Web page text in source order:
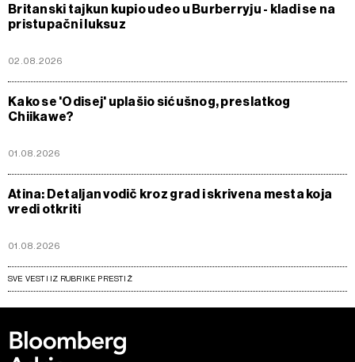
Britanski tajkun kupio udeo u Burberryju - kladi se na
pristupačni luksuz
02.08.2026
Kako se 'Odisej' uplašio sićušnog, preslatkog
Chiikawe?
01.08.2026
Atina: Detaljan vodič kroz grad i skrivena mesta koja
vredi otkriti
01.08.2026
SVE VESTI IZ RUBRIKE PRESTIŽ